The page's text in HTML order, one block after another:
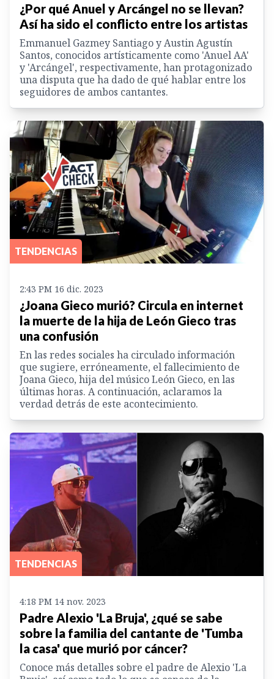
¿Por qué Anuel y Arcángel no se llevan?
Así ha sido el conflicto entre los artistas
Emmanuel Gazmey Santiago y Austin Agustín
Santos, conocidos artísticamente como 'Anuel AA'
y 'Arcángel', respectivamente, han protagonizado
una disputa que ha dado de qué hablar entre los
seguidores de ambos cantantes.
TENDENCIAS
2:43 PM 16 dic. 2023
¿Joana Gieco murió? Circula en internet
la muerte de la hija de León Gieco tras
una confusión
En las redes sociales ha circulado información
que sugiere, erróneamente, el fallecimiento de
Joana Gieco, hija del músico León Gieco, en las
últimas horas. A continuación, aclaramos la
verdad detrás de este acontecimiento.
TENDENCIAS
4:18 PM 14 nov. 2023
Padre Alexio 'La Bruja', ¿qué se sabe
sobre la familia del cantante de 'Tumba
la casa' que murió por cáncer?
Conoce más detalles sobre el padre de Alexio 'La